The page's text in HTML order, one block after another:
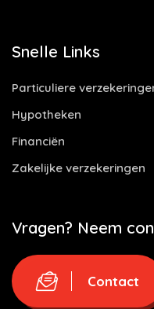
Snelle Links
Particuliere
Hypotheken
Financiën
Zakelijke verzekeringen
Vragen? Neem
Contact